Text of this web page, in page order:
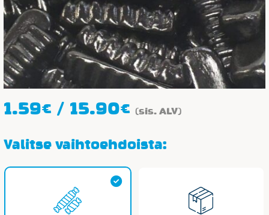
1.59€ / 15.90€Hintaluokka:
-
15.90€
(sis. ALV)
Valitse vaihtoehdoista: